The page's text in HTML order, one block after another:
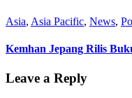
Asia, Asia Pacific, News,
Kemhan Jepang Rilis
Leave a Reply